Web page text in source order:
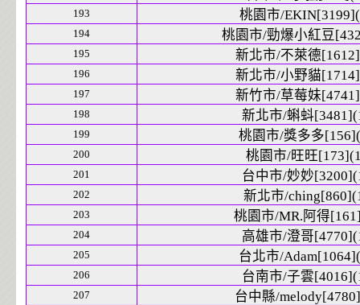
193 桃園市/
194 桃園市/勁爆小紅豆
195 新北市/不萊德
196 新北市/小野貓
197 新竹市/草莓妹
198 新北市/蝌蚪
199 桃園市/獎多多
200 桃園市/旺旺
201 台中市/妙妙
202 新北市/
203 桃園市/MR.阿得
204 高雄市/澄哥
205 台北市/
206 台南市/子雲
207 台中縣/